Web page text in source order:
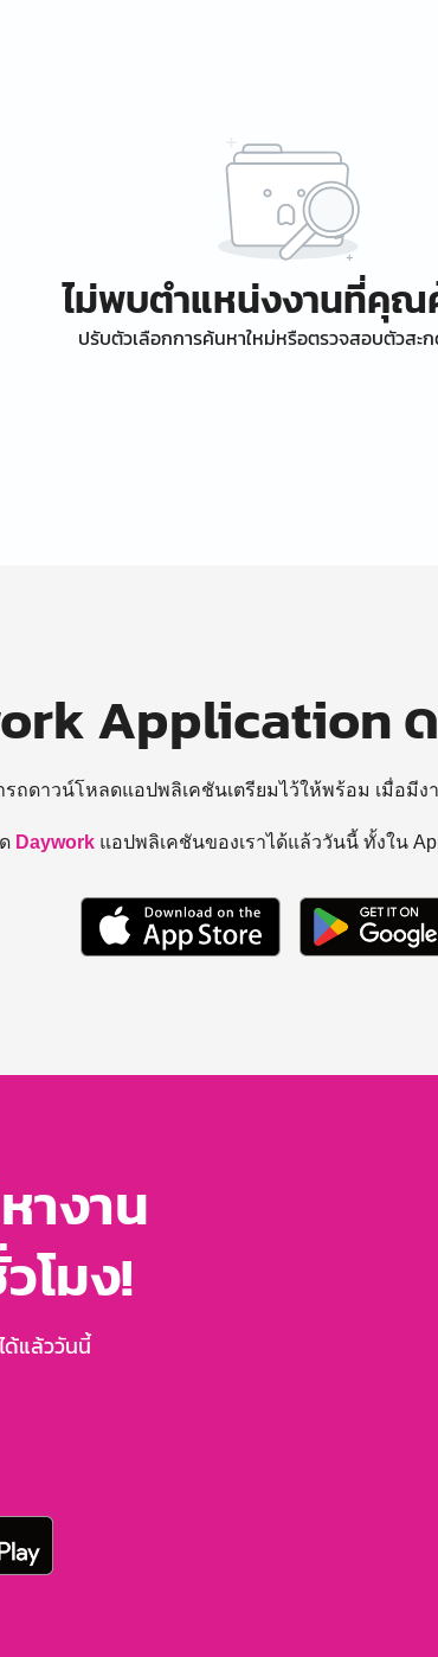
ไม่พบตำแหน่งงานที่คุณ
ปรับตัวเลือกการค้นหาใหม่หรือตรวจสอบตัวสะ
Application
ถดาวน์โหลดแอปพลิเคชันเตรียมไว้ให้พร้อม เมื่อมี
Daywork แอปพลิเคชันของเราได้แล้ววันนี้ ทั้งใน
างาน
โมง!
ด้แล้ววันนี้